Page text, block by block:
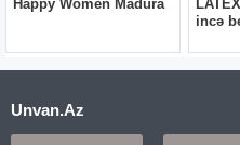
Unvan.Az